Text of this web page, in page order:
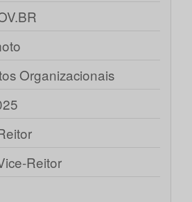
Organizacionais
Reitor